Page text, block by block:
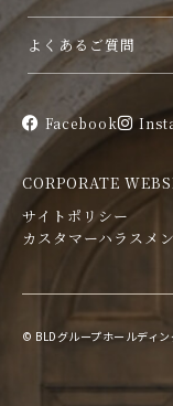
よくあるご質問
Facebook
CORPORATE
サイトポリシー
カスタマーハラスメ
© BLDグループホールディ